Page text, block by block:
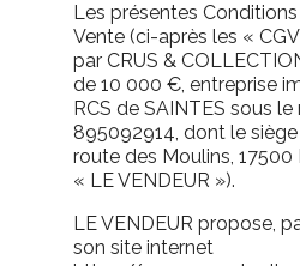
Les présentes
Vente (ci-après les «
par CRUS &
de 10 000 €, entreprise
RCS de SAINTES sous le
895092914, dont le
route des Moulins,
« LE VENDEUR »).
LE VENDEUR propose,
son site internet